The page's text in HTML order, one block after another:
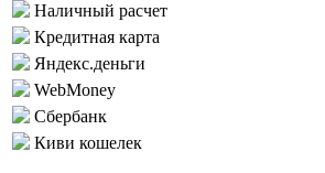
Наличный расчет
Кредитная карта
Яндекс.деньги
WebMoney
Сбербанк
Киви кошелек